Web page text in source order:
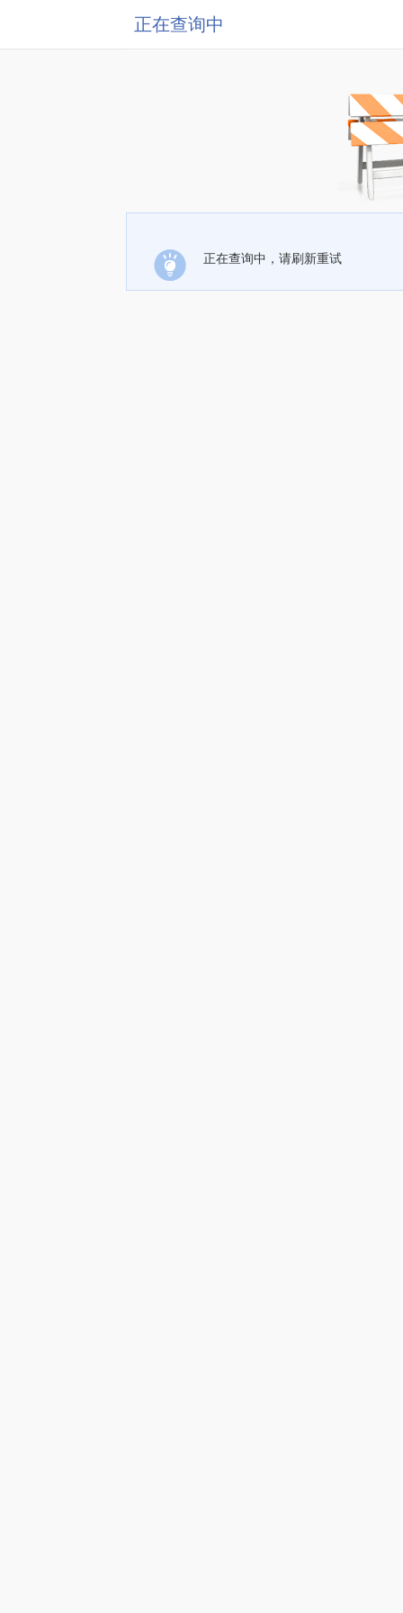
正在查询中
正在查询中，请刷新重试